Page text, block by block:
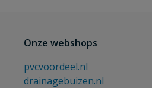
Onze webshops
pvcvoordeel.nl
drainagebuizen.nl